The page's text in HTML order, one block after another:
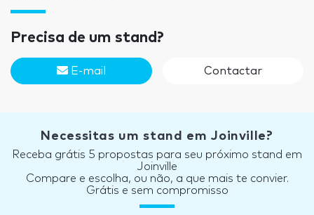
Precisa de um stand?
E-mail Contactar
Necessitas um stand em Joinville?
Receba grátis 5 propostas para seu próximo stand em
Joinville
Compare e escolha, ou não, a que mais te convier.
Grátis e sem compromisso